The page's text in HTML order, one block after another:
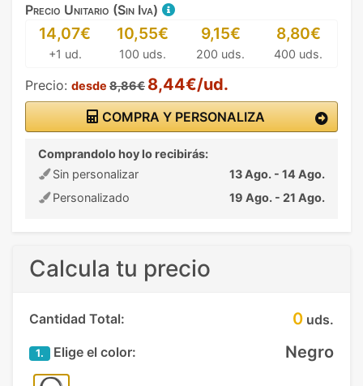
Precio Unitario (Sin Iva)
14,07€
+1 ud.
10,55€
100 uds.
9,15€
200 uds.
8,80€
400 uds.
Precio: desde 8,86€ 8,44€/ud.
COMPRA Y PERSONALIZA
Comprandolo hoy lo recibirás:
Sin personalizar
13 Ago. - 14 Ago.
Personalizado
19 Ago. - 21 Ago.
Calcula tu precio
Cantidad Total: 0 uds.
1. Elige el color: Negro